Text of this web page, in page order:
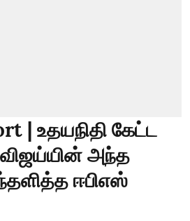
| உதயநிதி கேட்ட
அந்த
ஈபிஎஸ்